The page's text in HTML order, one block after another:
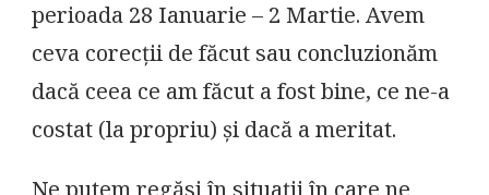
perioada 28 Ianuarie – 2 Martie. Avem
ceva corecții de făcut sau concluzionăm
dacă ceea ce am făcut a fost bine, ce ne-a
costat (la propriu) și dacă a meritat.